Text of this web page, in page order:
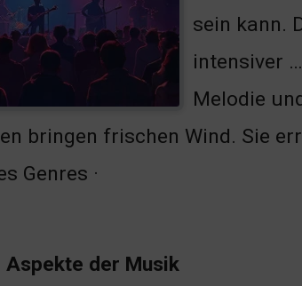
sein kann.
intensiver
Melodie
bringen frischen Wind. Sie
Genres ·
Aspekte der Musik